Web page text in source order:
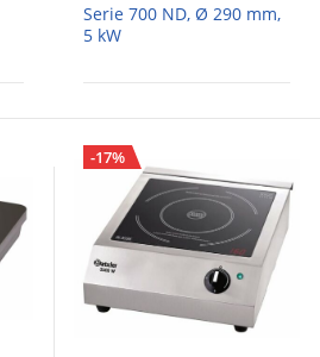
Serie 700 ND, Ø 290 mm,
5 kW
-17%